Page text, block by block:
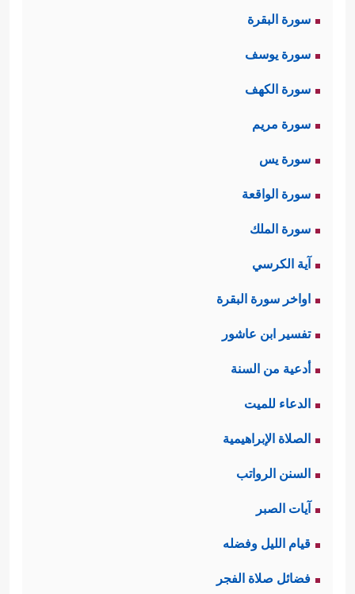
سورة البقرة
سورة يوسف
سورة الكهف
سورة مريم
سورة يس
سورة الواقعة
سورة الملك
آية الكرسي
اواخر سورة البقرة
تفسير ابن عاشور
أدعية من السنة
الدعاء للميت
الصلاة الإبراهيمية
السنن الرواتب
آيات الصبر
قيام الليل وفضله
فضائل صلاة الفجر